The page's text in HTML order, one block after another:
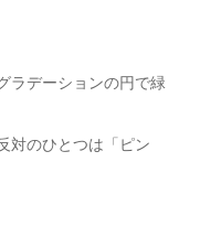
ラデーションの円で緑
対のひとつは「ピン